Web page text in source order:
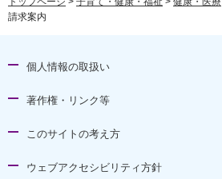
請求案内
個人情報の取扱い
著作権・リンク等
このサイトの考え方
ウェブアクセシビリティ方針